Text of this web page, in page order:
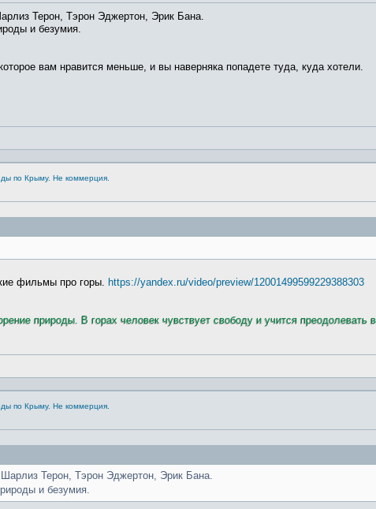
Терон, Тэрон Эджертон, Эрик Бана.
и безумия.
вам нравится меньше, и вы наверняка попадете туда, куда хотели.
по Крыму. Не коммерция.
фильмы про горы. https://yandex.ru/video/preview/12001499599229388303
природы. В горах человек чувствует свободу и учится преодолевать
по Крыму. Не коммерция.
Терон, Тэрон Эджертон, Эрик Бана.
и безумия.